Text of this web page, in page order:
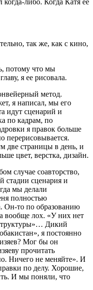
так же, как с кино,
потому что мы
я ее рисовала.
метод.
я написал, мы его
идут сценарий и
по кадрам, по
я правок больше
перерисовывается.
две страницы в день, и
цвет, верстка, дизайн.
случае соавторство,
стадии сценария и
мы делали
полностью
Он-то по образованию
вообще лох. «У них нет
Дикий
я постоянно
Мог бы он
прочитать
Ничего не меняйте». И
по делу. Хорошие,
И мы поняли, что